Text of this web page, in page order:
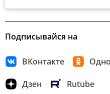
Подписывайся на
ВКонтакте
Дзен Rutube